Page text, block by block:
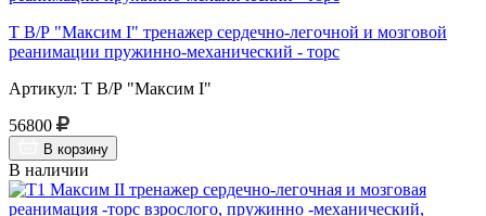
Т В/Р "Максим I" тренажер сердечно-легочной и мозговой
реанимации пружинно-механический - торс
Артикул: Т В/Р "Максим I"
56800
В корзину
В наличии